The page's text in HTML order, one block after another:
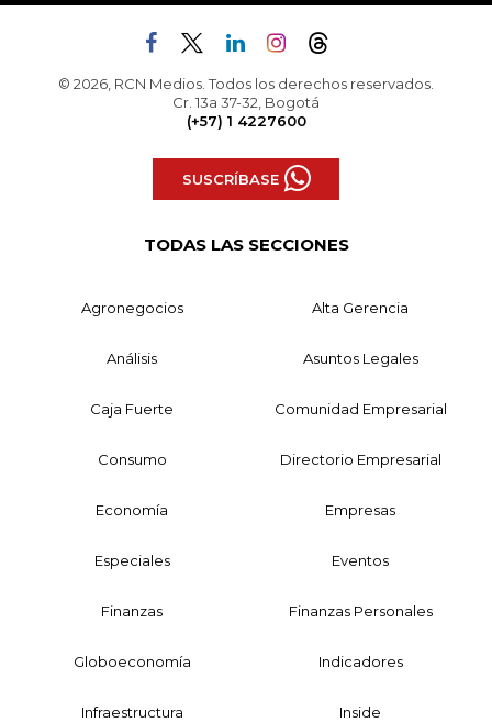
© 2026, RCN Medios. Todos los derechos reservados.
Cr. 13a 37-32, Bogotá
(+57) 1 4227600
SUSCRÍBASE
TODAS LAS SECCIONES
Agronegocios Alta Gerencia
Análisis Asuntos Legales
Caja Fuerte Comunidad Empresarial
Consumo Directorio Empresarial
Economía Empresas
Especiales Eventos
Finanzas Finanzas Personales
Globoeconomía Indicadores
Infraestructura Inside